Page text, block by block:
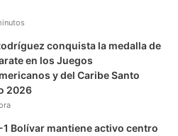
mconquista la medalla de
en los Juegos
y del Caribe Santo
2026
1 Bolívar mantiene activo centro